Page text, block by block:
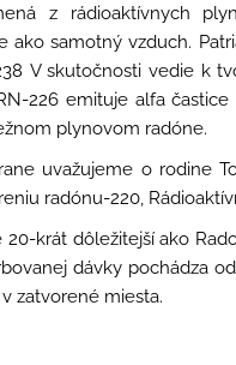
z rádioaktívnych
ako samotný vzduch.
V skutočnosti vedie k
226 emituje alfa častice
plynovom radóne.
uvažujeme o rodine
radónu-220,
20-krát dôležitejší ako
dávky pochádza
vzatvorené miesta.